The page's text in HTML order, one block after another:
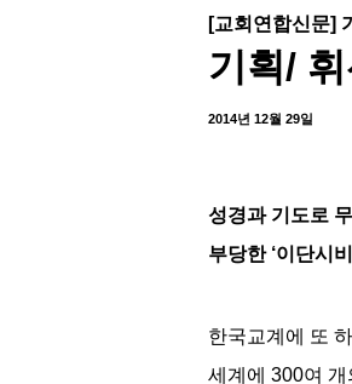
[교회연합신문]
기획/
2014년 12월 29일
성경과 기도로
부당한 ‘이단시
한국교계에 또
세계에 300여 개